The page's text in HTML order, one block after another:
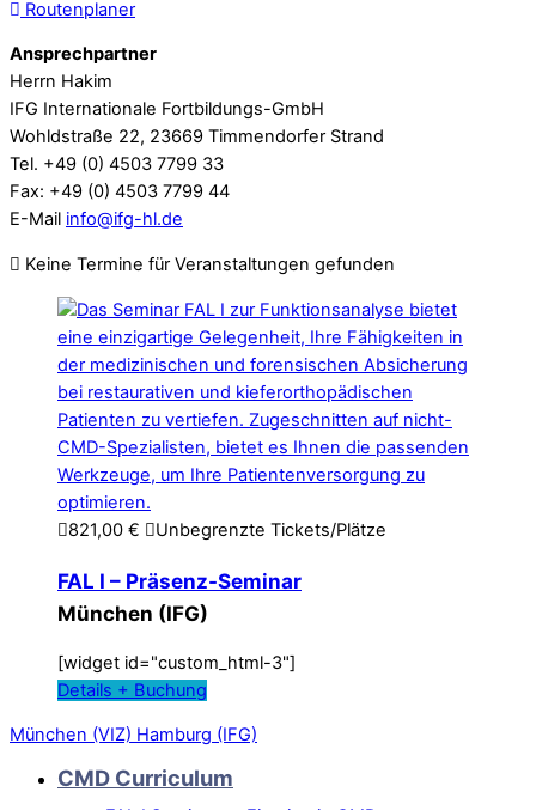
Routenplaner
Ansprechpartner
Herrn Hakim
IFG Internationale Fortbildungs-GmbH
Wohldstraße 22, 23669 Timmendorfer Strand
Tel. +49 (0) 4503 7799 33
Fax: +49 (0) 4503 7799 44
E-Mail info@ifg-hl.de
Keine Termine für Veranstaltungen gefunden
821,00 € Unbegrenzte Tickets/Plätze
FAL I – Präsenz-Seminar
München (IFG)
[widget id="custom_html-3"]
Details + Buchung
München (VIZ) Hamburg (IFG)
CMD Curriculum